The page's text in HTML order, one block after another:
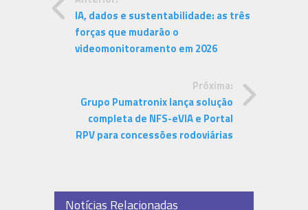
IA, dados e sustentabilidade: as três
forças que mudarão o
videomonitoramento em 2026
Próxima:
Grupo Pumatronix lança solução
completa de NFS-eVIA e Portal
RPV para concessões rodoviárias
Notícias Relacionadas